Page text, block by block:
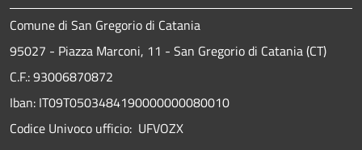
Comune di San Gregorio di Catania
95027 - Piazza Marconi, 11 - San Gregorio di Catania (CT)
C.F.: 93006870872
Iban: IT09T0503484190000000080010
Codice Univoco ufficio: UFVOZX